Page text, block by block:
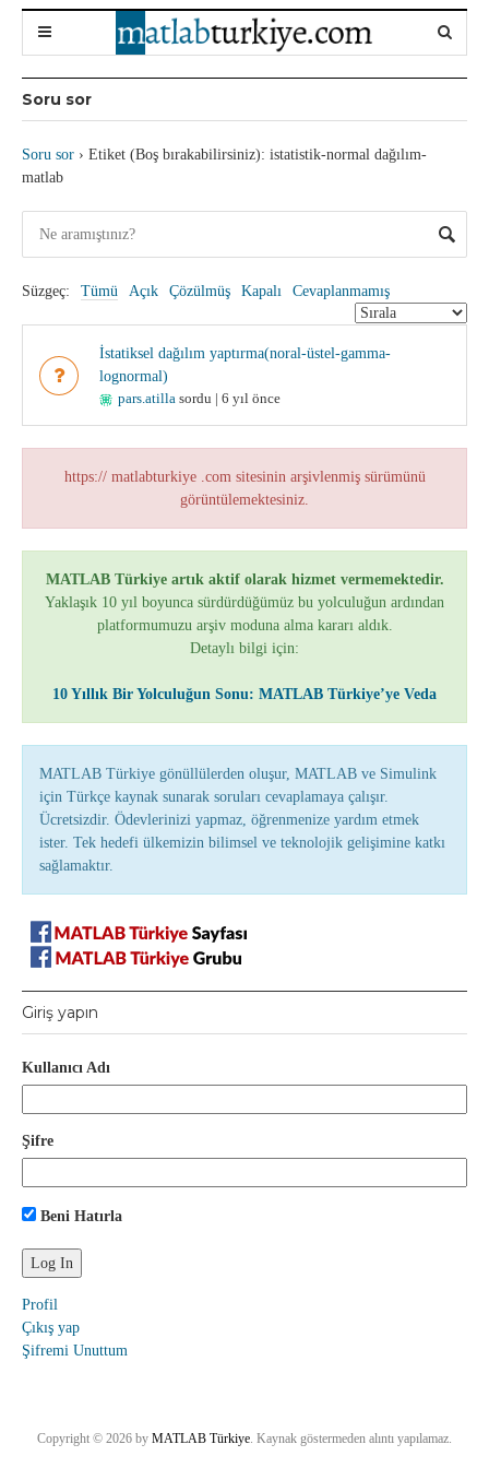
Soru sor
Soru sor › Etiket (Boş bırakabilirsiniz): istatistik-normal dağılım-
matlab
Süzgeç: Tümü Açık Çözülmüş Kapalı Cevaplanmamış
İstatiksel dağılım yaptırma(noral-üstel-gamma-
lognormal)
pars.atilla sordu | 6 yıl önce
https:// matlabturkiye .com sitesinin arşivlenmiş sürümünü
görüntülemektesiniz.
MATLAB Türkiye artık aktif olarak hizmet vermemektedir.
Yaklaşık 10 yıl boyunca sürdürdüğümüz bu yolculuğun ardından
platformumuzu arşiv moduna alma kararı aldık.
Detaylı bilgi için:
10 Yıllık Bir Yolculuğun Sonu: MATLAB Türkiye’ye Veda
MATLAB Türkiye gönüllülerden oluşur, MATLAB ve Simulink
için Türkçe kaynak sunarak soruları cevaplamaya çalışır.
Ücretsizdir. Ödevlerinizi yapmaz, öğrenmenize yardım etmek
ister. Tek hedefi ülkemizin bilimsel ve teknolojik gelişimine katkı
sağlamaktır.
Giriş yapın
Kullanıcı Adı
Şifre
Beni Hatırla
Profil
Çıkış yap
Şifremi Unuttum
Copyright © 2026 by MATLAB Türkiye . Kaynak göstermeden alıntı yapılamaz.